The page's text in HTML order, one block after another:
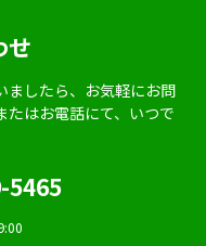
せ
ましたら、お気軽にお問
たはお電話にて、いつで
5465